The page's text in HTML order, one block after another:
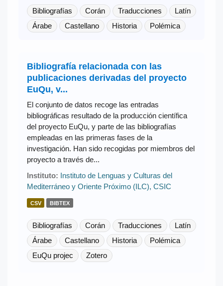
Bibliografías Corán Traducciones
Latín
Árabe
Castellano Historia Polémica
Bibliografía relacionada con las
publicaciones derivadas del proyecto
EuQu, v...
El conjunto de datos recoge las entradas
bibliográficas resultado de la producción científica
del proyecto EuQu, y parte de las bibliografías
empleadas en las primeras fases de la
investigación. Han sido recogidas por miembros del
proyecto a través de...
Instituto: Instituto de Lenguas y Culturas del
Mediterráneo y Oriente Próximo (ILC), CSIC
CSV BIBTEX
Bibliografías Corán Traducciones
Latín
Árabe
Castellano Historia
Polémica
EuQu projec
Zotero